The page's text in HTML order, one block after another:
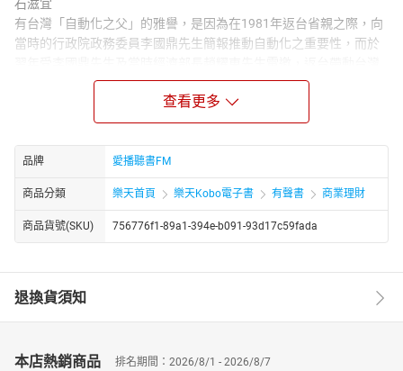
石滋宜
有台灣「自動化之父」的雅譽，是因為在1981年返台省親之際，向
當時的行政院政務委員李國鼎先生簡報推動自動化之重要性，而於
其為台灣企業界培訓人才超過50萬人次，輔導廠商近4000家。並陸
續推行「生產自動化推行計劃」、「全面提高生產力運動」、「全
面提昇產品品質計劃」、「中小企業技術引進服務計劃」等重要專
案，對台灣企業轉型、升級貢獻良多。
稟賦淵博的科技專業知識、加上良好的國際關係、豐富的工作經驗
與精通英日文，因此，一再為國內外機構所肯定，世界銀行特別推
薦為「開發中國家協助中小企業升級之典範」。由於積極參與亞洲
生產力組織之會務，並拓展亞洲各國之實質經貿交流，更曾當選為
01什麼是遠景
02要有吸收意見的能力
查看更多
品牌 愛播聽書FM
商品分類 樂天首頁 樂天Kobo電子書 有聲書 商業理財
商品貨號(SKU) 756776f1-89a1-394e-b091-93d17c59fada
退換貨須知
本店熱銷商品 排名期間：2026/8/1 - 2026/8/7